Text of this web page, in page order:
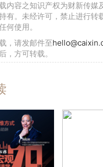
内容之知识产权为财新传媒
有。未经许可，禁止进行转
何使用。
，请发邮件至
，方可转载。